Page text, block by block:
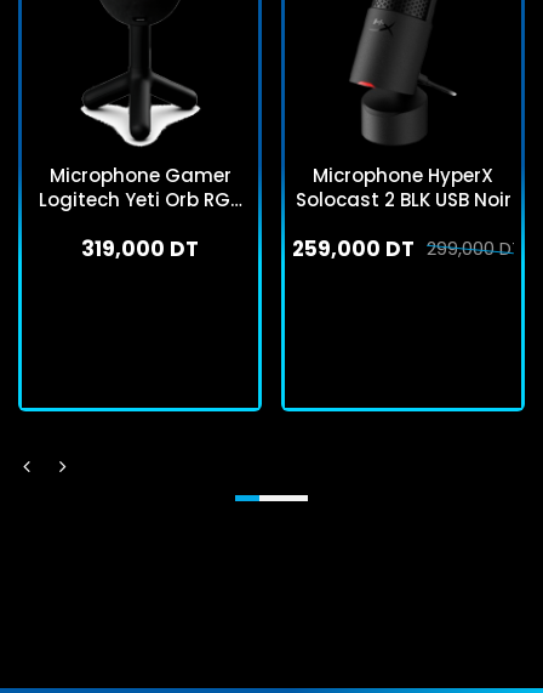
Microphone Gamer
Logitech Yeti Orb RGB
319,000 DT
Microphone HyperX
Solocast 2 BLK USB Noir
299,000 DT
259,000 DT